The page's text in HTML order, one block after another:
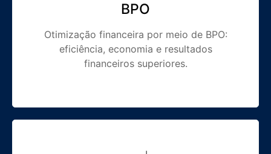
BPO
Otimização financeira por meio de BPO:
eficiência, economia e resultados
financeiros superiores.